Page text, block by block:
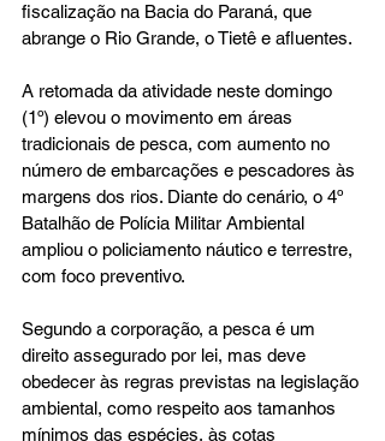
fiscalização na Bacia do Paraná, que
abrange o Rio Grande, o Tietê e afluentes.
A retomada da atividade neste domingo
(1º) elevou o movimento em áreas
tradicionais de pesca, com aumento no
número de embarcações e pescadores às
margens dos rios. Diante do cenário, o 4º
Batalhão de Polícia Militar Ambiental
ampliou o policiamento náutico e terrestre,
com foco preventivo.
Segundo a corporação, a pesca é um
direito assegurado por lei, mas deve
obedecer às regras previstas na legislação
ambiental, como respeito aos tamanhos
mínimos das espécies, às cotas